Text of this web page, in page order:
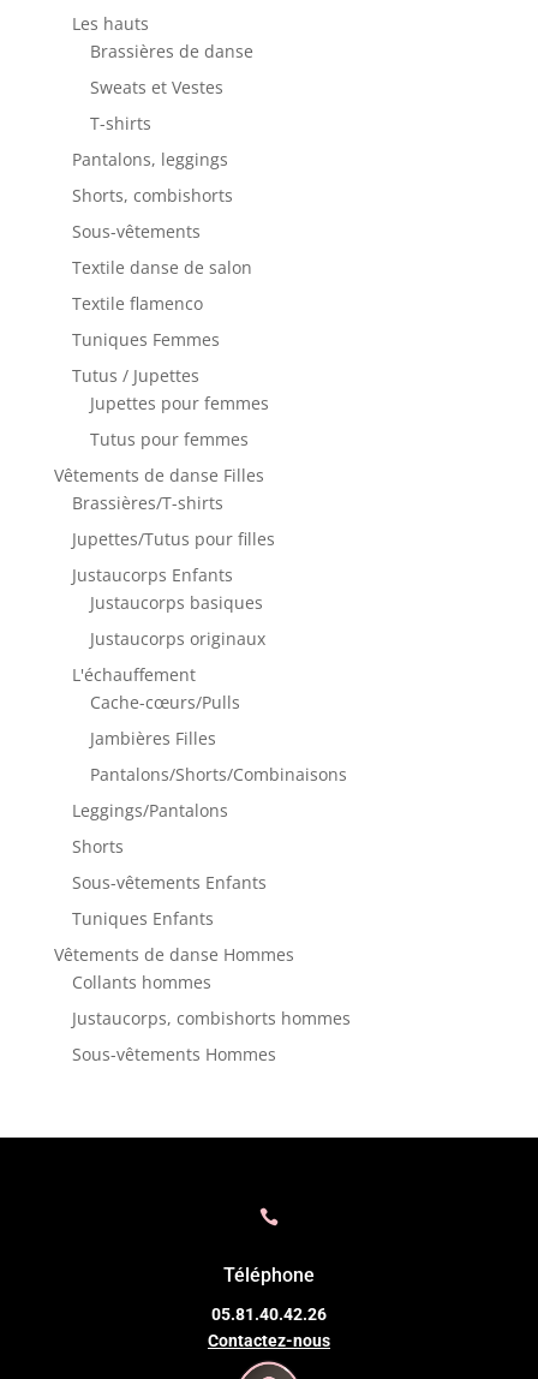
Les hauts
Brassières de danse
Sweats et Vestes
T-shirts
Pantalons, leggings
Shorts, combishorts
Sous-vêtements
Textile danse de salon
Textile flamenco
Tuniques Femmes
Tutus / Jupettes
Jupettes pour femmes
Tutus pour femmes
Vêtements de danse Filles
Brassières/T-shirts
Jupettes/Tutus pour filles
Justaucorps Enfants
Justaucorps basiques
Justaucorps originaux
L'échauffement
Cache-cœurs/Pulls
Jambières Filles
Pantalons/Shorts/Combinaisons
Leggings/Pantalons
Shorts
Sous-vêtements Enfants
Tuniques Enfants
Vêtements de danse Hommes
Collants hommes
Justaucorps, combishorts hommes
Sous-vêtements Hommes

Téléphone
05.81.40.42.26
Contactez-nous